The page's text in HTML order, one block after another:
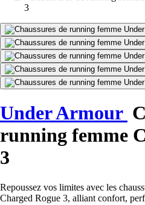
3
Under Armour
running femme
3
Repoussez vos limites avec les
Charged Rogue 3, alliant confort,